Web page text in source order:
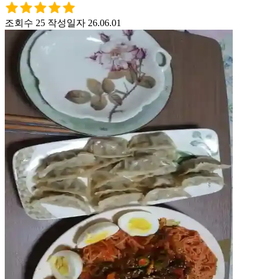
조회수 25 작성일자 26.06.01